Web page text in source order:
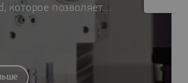
которое позволяет
и
механической
деталей.